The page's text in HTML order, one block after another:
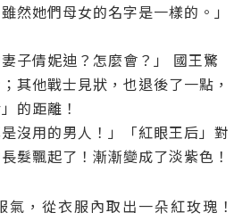
然她們母女的名字是一樣的。」
子倩妮迪？怎麼會？」 國王驚
其他戰士見狀，也退後了一點，
的距離！
沒用的男人！」「紅眼王后」對
髮飄起了！漸漸變成了淡紫色！
氣，從衣服內取出一朵紅玫瑰！